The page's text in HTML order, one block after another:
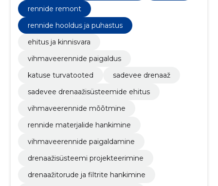
rennide remont
rennide hooldus ja puhastus
ehitus ja kinnisvara
vihmaveerennide paigaldus
katuse turvatooted
sadevee drenaaž
sadevee drenaažisüsteemide ehitus
vihmaveerennide mõõtmine
rennide materjalide hankimine
vihmaveerennide paigaldamine
drenaažisüsteemi projekteerimine
drenaažitorude ja filtrite hankimine